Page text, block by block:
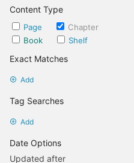
Content Type
Page
Chapter
Book
Shelf
Exact Matches
Add
Tag Searches
Add
Date Options
Updated after